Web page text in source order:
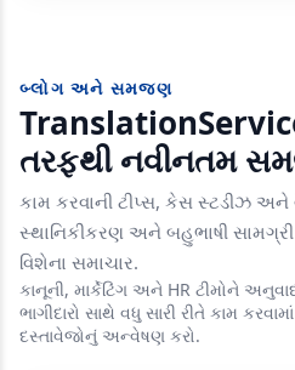
બ્લોગ અને સમજણ
તરફથી નવીનતમ
કામ કરવાની ટીપ્સ, કેસ સ્ટડીઝ અને
સ્થાનિકીકરણ અને બહુભાષી
વિશેના સમાચાર.
કાનૂની, માર્કેટિંગ અને HR ટીમોને
ભાગીદારો સાથે વધુ સારી રીતે કામ
દસ્તાવેજોનું અન્વેષણ કરો.